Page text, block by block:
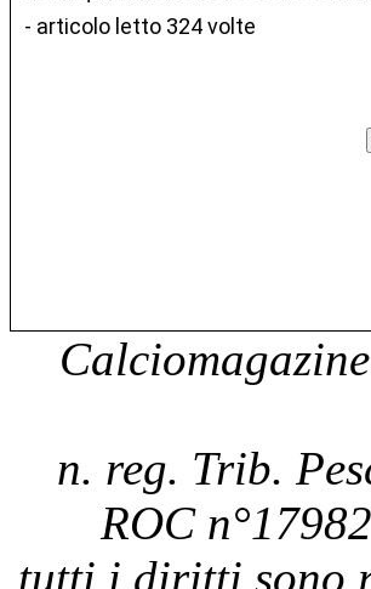
- articolo letto 324 volte
n. reg. Trib.
ROC
tutti i diritti sono